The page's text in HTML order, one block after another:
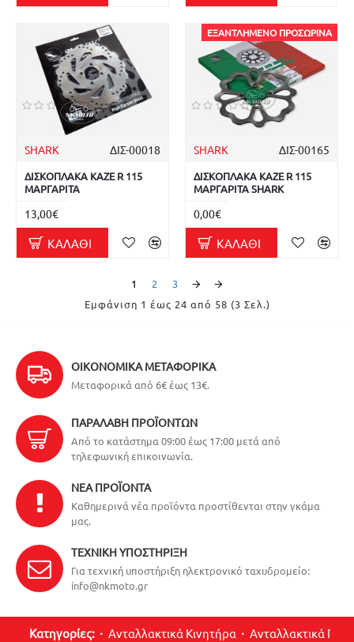
SHARK ΔΙΣ-00018
ΔΙΣΚΟΠΛΑΚΑ KAZE R 115
ΜΑΡΓΑΡΙΤΑ
13,00€
ΚΑΛΆΘΙ
ΕΞΑΝΤΛΗΜΈΝΟ ΠΡΟΣΩΡΙΝΆ
SHARK ΔΙΣ-00165
ΔΙΣΚΟΠΛΑΚΑ KAZE R 115
ΜΑΡΓΑΡΙΤΑ SHARK
0,00€
ΚΑΛΆΘΙ
1 2
3
Εμφάνιση 1 έως 24 από 58 (3 Σελ.)
ΟΙΚΟΝΟΜΙΚΆ ΜΕΤΑΦΟΡΙΚΆ
Μεταφορικά από 6€ έως 13€.
ΠΑΡΑΛΑΒΉ ΠΡΟΪΌΝΤΩΝ
Από το κατάστημα 09:00 έως 17:00 μετά από
τηλεφωνική επικοινωνία.
ΝΈΑ ΠΡΟΪΌΝΤΑ
Καθημερινά νέα προϊόντα προστίθενται στην γκάμα
μας.
ΤΕΧΝΙΚΉ ΥΠΟΣΤΉΡΙΞΗ
Για τεχνική υποστήριξη ηλεκτρονικό ταχυδρομείο:
info@nkmoto.gr
Κατηγορίες: Ανταλλακτικά Κινητήρα Ανταλλακτικά